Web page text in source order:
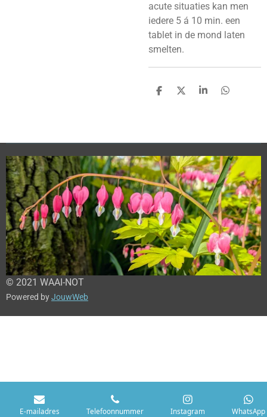
acute situaties kan men
iedere 5 á 10 min. een
tablet in de mond laten
smelten.
D
D
S
D
© 2021 WAAI-NOT
Powered byJouwWeb
E-mailadres Telefoonnummer Instagram WhatsApp